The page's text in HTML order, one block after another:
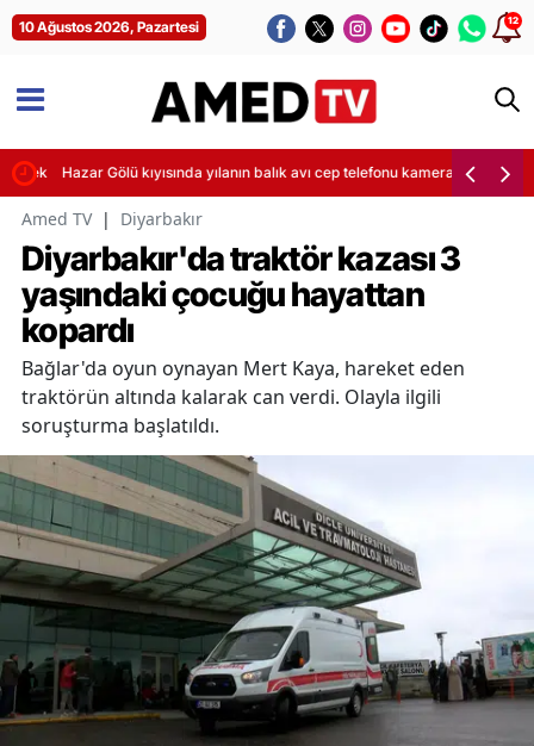
10 Ağustos 2026, Pazartesi 12
Hazar Gölü kıyısında yılanın balık avı cep telefonu kamerasına yansıdı
Amed TV | Diyarbakır
Diyarbakır'da traktör kazası 3
yaşındaki çocuğu hayattan
kopardı
Bağlar'da oyun oynayan Mert Kaya, hareket eden
traktörün altında kalarak can verdi. Olayla ilgili
soruşturma başlatıldı.